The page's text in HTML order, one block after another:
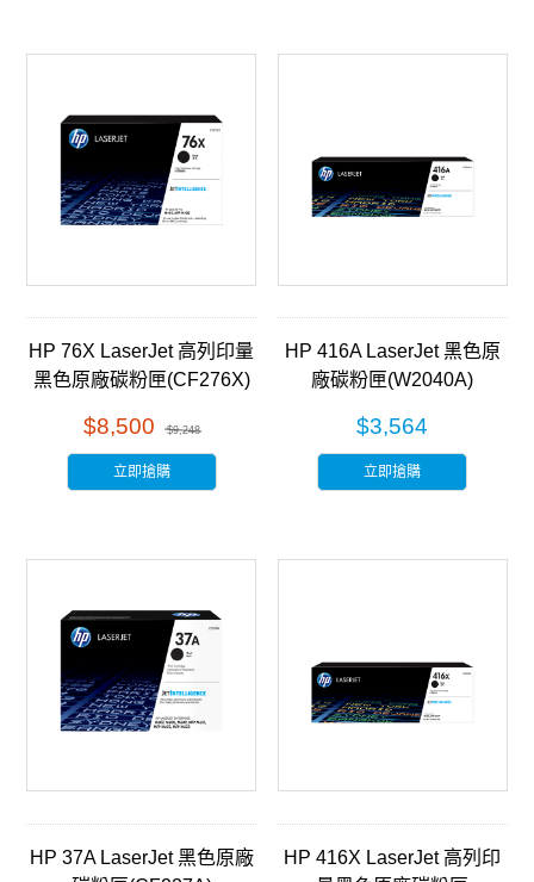
HP 76X LaserJet 高列印量
黑色原廠碳粉匣(CF276X)
$8,500 $9,248
立即搶購
HP 416A LaserJet 黑色原
廠碳粉匣(W2040A)
$3,564
立即搶購
HP 37A LaserJet 黑色原廠
HP 416X LaserJet 高列印